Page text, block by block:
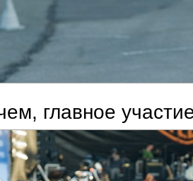
главное